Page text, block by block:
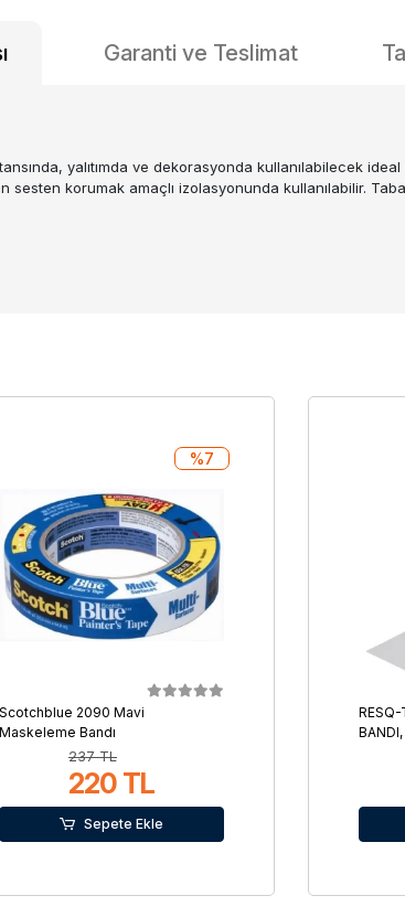
Garanti ve Teslimat
yalıtımda ve dekorasyonda kullanılabilecek
sesten korumak amaçlı izolasyonunda kullanılabilir.
Scotchblue 2090 Mavi
Maskeleme Bandı
237 TL
220 TL
%7
Sepete Ekle
RESQ-
BANDI,